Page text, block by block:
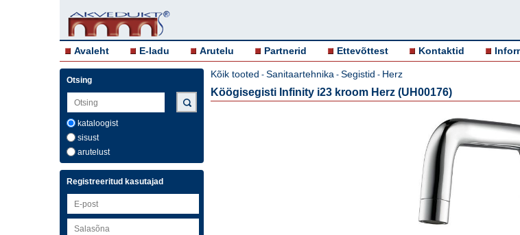
Avaleht E-ladu Arutelu Partnerid Ettevõttest Kontaktid
Otsing
kataloogist
sisust
arutelust
Registreeritud kasutajad
Kõik tooted - Sanitaartehnika - Segistid - Herz
Köögisegisti Infinity i23 kroom Herz (UH00176)